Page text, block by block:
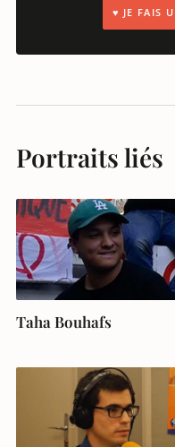
♥ JE FAIS
Portraits liés
Taha Bouhafs